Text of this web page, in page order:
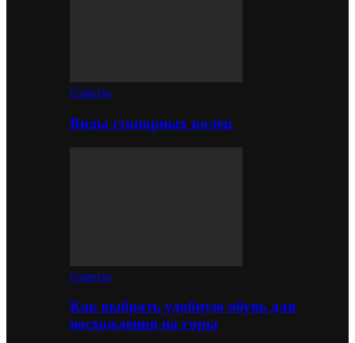
Советы
Виды стопорных колец
Советы
Как выбрать удобную обувь для
восхождения на горы